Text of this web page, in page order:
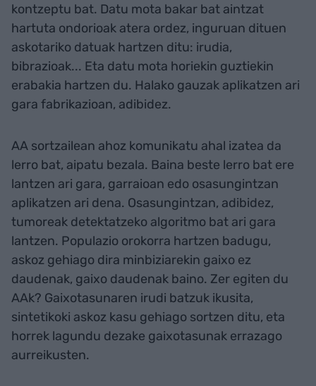
kontzeptu bat. Datu mota bakar bat aintzat
hartuta ondorioak atera ordez, inguruan dituen
askotariko datuak hartzen ditu: irudia,
bibrazioak... Eta datu mota horiekin guztiekin
erabakia hartzen du. Halako gauzak aplikatzen ari
gara fabrikazioan, adibidez.
AA sortzailean ahoz komunikatu ahal izatea da
lerro bat, aipatu bezala. Baina beste lerro bat ere
lantzen ari gara, garraioan edo osasungintzan
aplikatzen ari dena. Osasungintzan, adibidez,
tumoreak detektatzeko algoritmo bat ari gara
lantzen. Populazio orokorra hartzen badugu,
askoz gehiago dira minbiziarekin gaixo ez
daudenak, gaixo daudenak baino. Zer egiten du
AAk? Gaixotasunaren irudi batzuk ikusita,
sintetikoki askoz kasu gehiago sortzen ditu, eta
horrek lagundu dezake gaixotasunak errazago
aurreikusten.